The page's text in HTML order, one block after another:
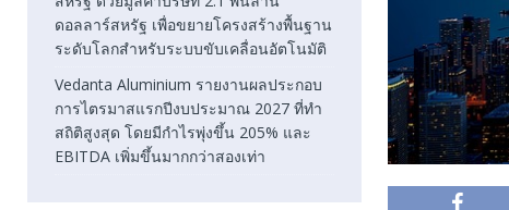
ดอลลาร์สหรัฐ เพื่อขยายโครงสร้างพื้นฐาน
ระดับโลกสำหรับระบบขับเคลื่อนอัตโนมัติ
Vedanta Aluminium รายงานผลประกอบ
การไตรมาสแรกปีงบประมาณ 2027 ที่ทำ
สถิติสูงสุด โดยมีกำไรพุ่งขึ้น 205% และ
EBITDA เพิ่มขึ้นมากกว่าสองเท่า